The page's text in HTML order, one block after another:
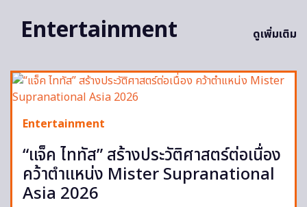
Entertainment
ดูเพิ่มเติม
Entertainment
“แจ็ค ไททัส” สร้างประวัติศาสตร์ต่อเนื่อง
คว้าตำแหน่ง Mister Supranational
Asia 2026